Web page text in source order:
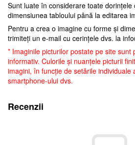
Sunt luate în considerare toate dorințele
dimensiunea tabloului până la editarea
Pentru a crea o imagine cu forme și
trimiteți un e-mail cu cerințele dvs. la
* Imaginile picturilor postate pe site
informativ. Culorile și nuanțele picturii
imagini, în funcție de setările individuale
smartphone-ului dvs.
Recenzii